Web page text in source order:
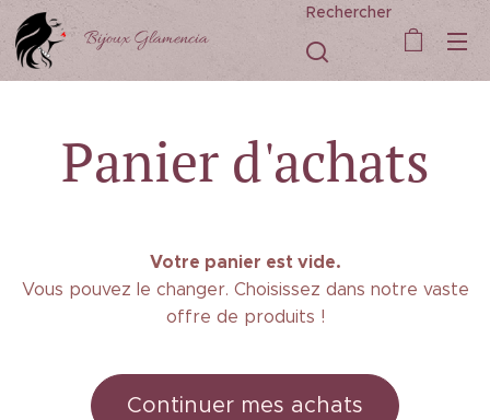
Bijoux Glamencia
Rechercher
Panier d'achats
Votre panier est vide.
Vous pouvez le changer. Choisissez dans notre vaste
offre de produits !
Continuer mes achats